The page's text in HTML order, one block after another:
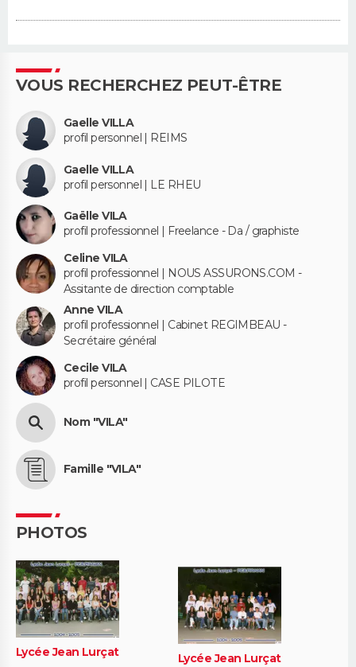
VOUS RECHERCHEZ PEUT-ÊTRE
Gaelle VILLA
profil personnel | REIMS
Gaelle VILLA
profil personnel | LE RHEU
Gaëlle VILA
profil professionnel | Freelance - Da / graphiste
Celine VILA
profil professionnel | NOUS ASSURONS.COM -
Assitante de direction comptable
Anne VILA
profil professionnel | Cabinet REGIMBEAU -
Secrétaire général
Cecile VILA
profil personnel | CASE PILOTE
Nom "VILA"
Famille "VILA"
PHOTOS
Lycée Jean Lurçat Lycée Jean Lurçat